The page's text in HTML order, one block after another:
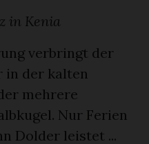
in Kenia
verbringt der
in der kalten
mehrere
Nur Ferien
Dolder leistet ...